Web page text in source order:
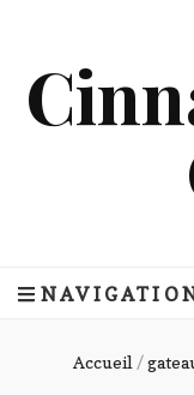
Accueil /